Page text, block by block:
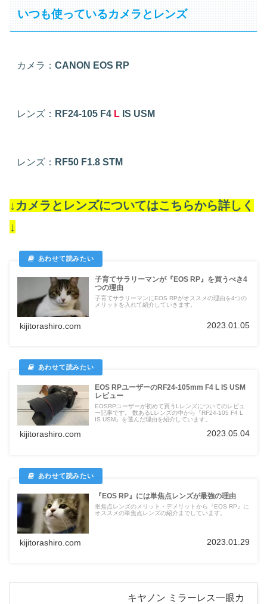
いつも使っているカメラとレンズ
カメラ： CANON EOS RP
レンズ： RF24-105 F4 L IS USM
レンズ： RF50 F1.8 STM
↓カメラとレンズについてはこちらから詳しく
↓
子育てサラリーマンが『EOS RP』を買うべき4
つの理由
子育てサラリーマンにEOS RPがオススメの理由を4つの
メリットを入れて紹介していきます。
kijitorashiro.com 2023.01.05
EOS RPユーザーのRF24-105mm F4 L IS USM
レビュー
EOSRPユーザーが初めて買うLレンズについてのレビュ
ー記事です。 数あるLレンズの中から『RF24-105 F4 L
IS USM』を選んだ理由を紹介しています。
kijitorashiro.com 2023.05.04
『EOS RP』には単焦点レンズが最強の理由
単焦点レンズのメリット・デメリットから『EOS RP』に
オススメの単焦点レンズの紹介までしています。
kijitorashiro.com 2023.01.29
キヤノン ミラーレス一眼カ